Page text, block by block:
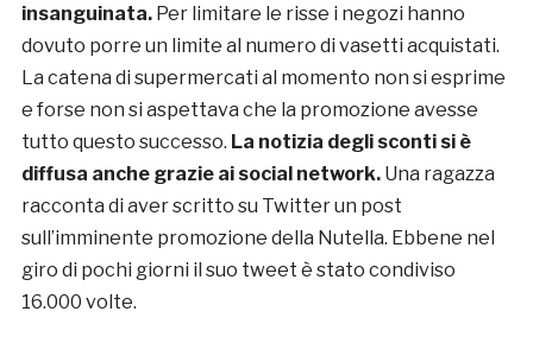
insanguinata.Per limitare le risse i negozi hanno
dovuto porre un limite al numero di vasetti acquistati.
La catena di supermercati al momento non si esprime
e forse non si aspettava che la promozione avesse
tutto questo successo. La notizia degli sconti si è
diffusa anche grazie ai social network.Una ragazza
racconta di aver scritto su Twitter un post
sull’imminente promozione della Nutella. Ebbene nel
giro di pochi giorni il suo tweet è stato condiviso
16.000 volte.